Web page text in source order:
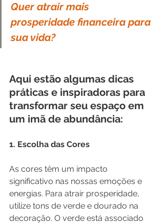
Quer atrair mais
prosperidade financeira para
sua vida?
Aqui estão algumas dicas
práticas e inspiradoras para
transformar seu espaço em
um imã de abundância:
1. Escolha das Cores
As cores têm um impacto
significativo nas nossas emoções e
energias. Para atrair prosperidade,
utilize tons de verde e dourado na
decoração. O verde está associado